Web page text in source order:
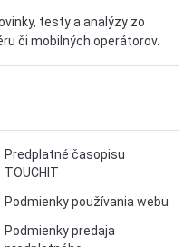
testy a analýzy zo
či mobilných operátorov.
Predplatné časopisu
TOUCHIT
Podmienky používania webu
Podmienky predaja